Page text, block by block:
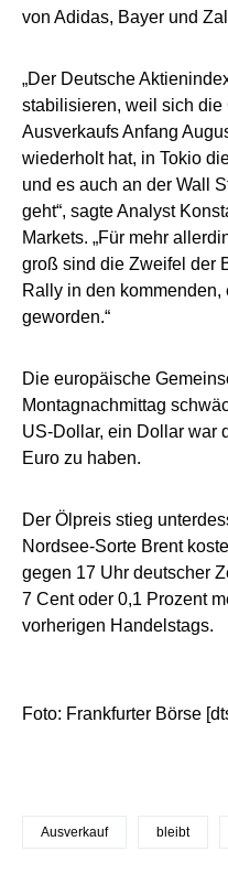
von Adidas, Bayer und
„Der Deutsche
stabilisieren, weil sich die
Ausverkaufs Anfang
wiederholt hat, in Tokio
und es auch an der Wall
geht“, sagte Analyst
Markets. „Für mehr
groß sind die Zweifel der
Rally in den
geworden.“
Die europäische
Montagnachmittag
US-Dollar, ein Dollar war
Euro zu haben.
Der Ölpreis stieg
Nordsee-Sorte Brent
gegen 17 Uhr deutscher
7 Cent oder 0,1 Prozent
vorherigen Handelstags.
Foto: Frankfurter Börse
Ausverkauf bleibt